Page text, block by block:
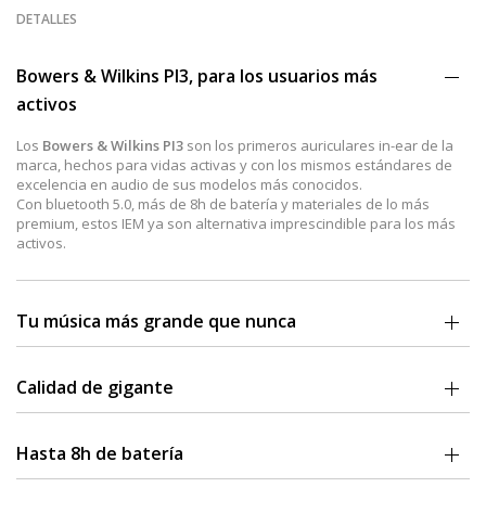
DETALLES
Bowers & Wilkins PI3, para los usuarios más
activos
Los Bowers & Wilkins PI3 son los primeros auriculares in-ear de la
marca, hechos para vidas activas y con los mismos estándares de
excelencia en audio de sus modelos más conocidos.
Con bluetooth 5.0, más de 8h de batería y materiales de lo más
premium, estos IEM ya son alternativa imprescindible para los más
activos.
Tu música más grande que nunca
Con undriver para medios y agudos y otro para graves de 9.2mm
la llamada tecnología de doble altavoz de Bowers & Wilkins con la
Calidad de gigante
ya que los Bowers & Wilkins PI3 tienen toda la calidad que necesitas.
Hasta 8h de batería